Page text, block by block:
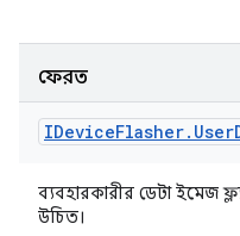
ফেরত
IDeviceFlasher. User
ব্যবহারকারীর ডেটা ইমেজ
উচিত।